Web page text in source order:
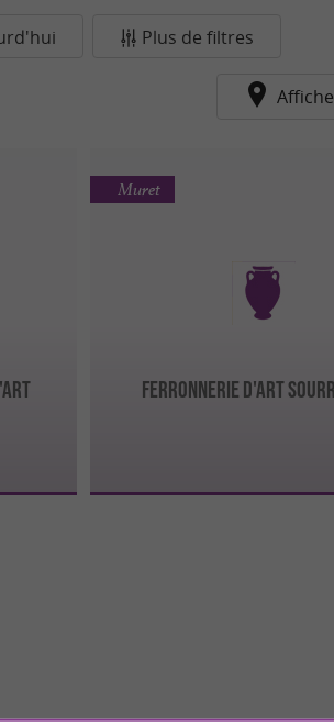
Plus de filtres
FERRONNERIE D'ART
Muret